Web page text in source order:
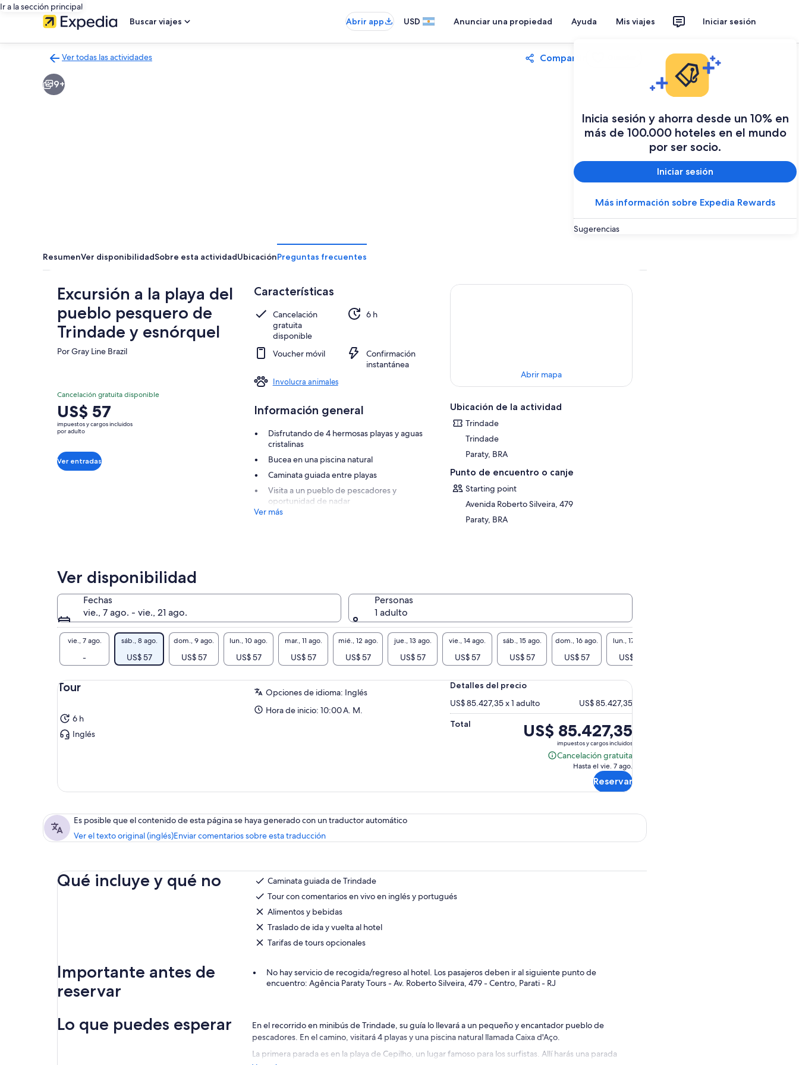
Ir a la sección principal
Buscar viajes
Abrir app USD Anunciar una propiedad Ayuda Mis viajes Iniciar sesión
Inicia sesión y ahorra desde un 10% en
más de 100.000 hoteles en el mundo
por ser socio.
Iniciar sesión
Más información sobre Expedia Rewards
Sugerencias
Ver todas las actividades
a
la
Compartir
9+
ResumenVer disponibilidadSobre esta actividadUbicaciónPreguntas frecuentes
Excursión a la playa del
pueblo pesquero de
Trindade y esnórquel
Por Gray Line Brazil
Cancelación gratuita disponible
El
precio
es
US$ 57.
por
US$ 57
impuestos y cargos incluidos
por adulto
Ver entradas
Características
Cancelación
gratuita
disponible
6 h
Voucher móvil
Confirmación
instantánea
Involucra animales
Información general
Disfrutando de 4 hermosas playas y aguas
cristalinas
Bucea en una piscina natural
Caminata guiada entre playas
Visita a un pueblo de pescadores y
oportunidad de nadar
Ver más
Abrir mapa
Ubicación de la actividad
Trindade
Trindade
Paraty, BRA
Punto de encuentro o canje
Starting point
Avenida Roberto Silveira, 479
Paraty, BRA
Ver disponibilidad
Fechas
vie., 7 ago. - vie., 21 ago.
Personas
1 adulto
vie., 7 ago.
-
sáb., 8 ago.
US$ 57
dom., 9 ago.
US$ 57
lun., 10 ago.
US$ 57
mar., 11 ago.
US$ 57
mié., 12 ago.
US$ 57
jue., 13 ago.
US$ 57
vie., 14 ago.
US$ 57
sáb., 15 ago.
US$ 57
dom., 16 ago.
US$ 57
lun., 17 ago.
US$ 57
Tour
6 h
Inglés
Opciones de idioma: Inglés
Hora de inicio: 10:00 A. M.
Detalles del precio
US$ 85.427,35 x 1 adulto
US$ 85.427,35
Total
El
precio
US$ 85.427,35
impuestos y cargos incluidos
Cancelación gratuita
Cancelación
Hasta el vie. 7 ago.
Reservar
Es posible que el contenido de esta página se haya generado con un traductor automático
Ver el texto original (inglés)Enviar comentarios sobre esta traducciónSe
nueva
Qué incluye y qué no
Caminata guiada de Trindade
Tour con comentarios en vivo en inglés y portugués
Alimentos y bebidas
Traslado de ida y vuelta al hotel
Tarifas de tours opcionales
Importante antes de
reservar
No hay servicio de recogida/regreso al hotel. Los pasajeros deben ir al siguiente punto de
encuentro: Agência Paraty Tours - Av. Roberto Silveira, 479 - Centro, Parati - RJ
Lo que puedes esperar
En el recorrido en minibús de Trindade, su guía lo llevará a un pequeño y encantador pueblo de
pescadores. En el camino, visitará 4 playas y una piscina natural llamada Caixa d'Aço.
La primera parada es en la playa de Cepilho, un lugar famoso para los surfistas. Allí harás una parada